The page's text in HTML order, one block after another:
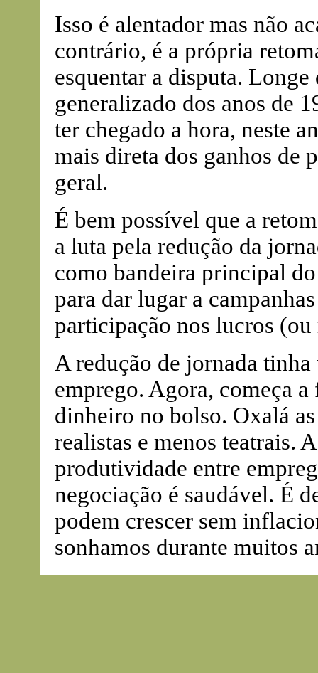
Isso é alentador mas não
contrário, é a própria
esquentar a disputa.
generalizado dos anos de
ter chegado a hora, neste
mais direta dos ganhos de
geral.
É bem possível que a
a luta pela redução da
como bandeira principal
para dar lugar a
participação nos lucros (ou
A redução de jornada
emprego. Agora, começa
dinheiro no bolso. Oxalá
realistas e menos teatrais.
produtividade entre
negociação é saudável. É
podem crescer sem
sonhamos durante muitos